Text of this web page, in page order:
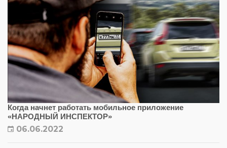
Когда начнет работать мобильное приложение
«НАРОДНЫЙ ИНСПЕКТОР»
06.06.2022